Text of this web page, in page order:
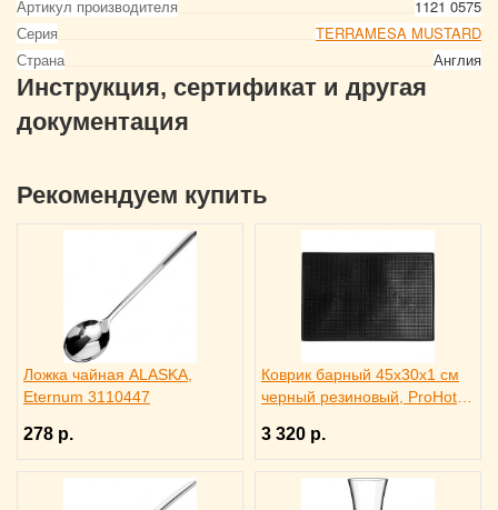
Артикул производителя
1121 0575
Серия
TERRAMESA MUSTARD
Страна
Англия
Инструкция, сертификат и другая
документация
Рекомендуем купить
Ложка чайная ALASKA,
Eternum 3110447
278 р.
Коврик барный 45x30x1 см
черный резиновый, ProHotel
3 320 р.